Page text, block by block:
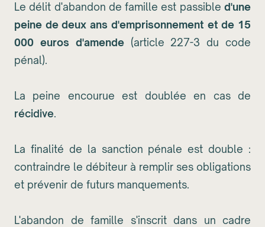
Le délit d'abandon de famille est passible d'une
peine de deux ans d'emprisonnement et de 15
000 euros d'amende (article 227-3 du code
pénal).
La peine encourue est doublée en cas de
récidive.
La finalité de la sanction pénale est double :
contraindre le débiteur à remplir ses obligations
et prévenir de futurs manquements.
L'abandon de famille s'inscrit dans un cadre